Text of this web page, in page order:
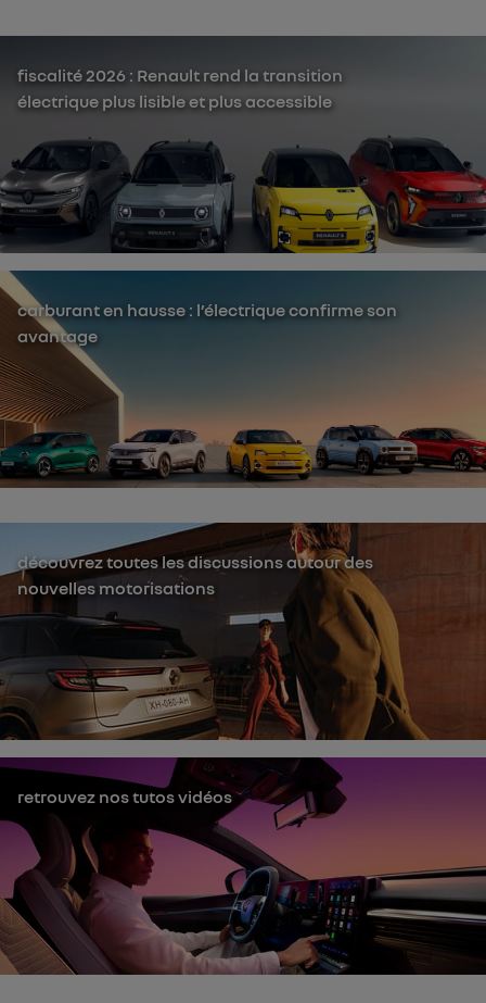
fiscalité 2026 : Renault rend la transition
électrique plus lisible et plus accessible
carburant en hausse : l’électrique confirme son
avantage
découvrez toutes les discussions autour des
nouvelles motorisations
retrouvez nos tutos vidéos